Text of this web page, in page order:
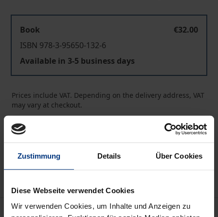
Zustimmung Details Über Cookies
Diese Webseite verwendet Cookies
Wir verwenden Cookies, um Inhalte und Anzeigen zu
Book
€32.00
ISBN 978-3-95650-132-6
Available in 3-5 business days
Prices include VAT. Depending on the delivery address, VAT
may vary at checkout.
Delivery cost notice
Description